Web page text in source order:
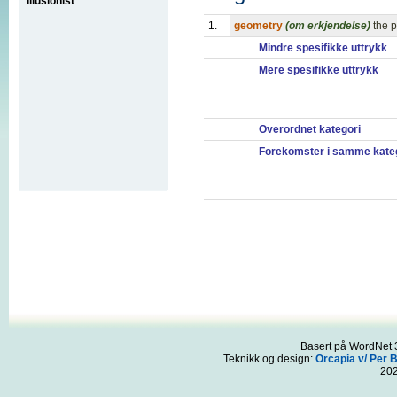
1. geometry (om erkjendelse) the
Mindre spesifikke uttrykk
Mere spesifikke uttrykk
Overordnet kategori
Forekomster i samme
Basert på
Teknikk og design: Orcapia v/ Per